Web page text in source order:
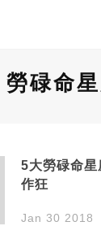
勞碌命
5大勞碌命
作狂
Jan 30 2018